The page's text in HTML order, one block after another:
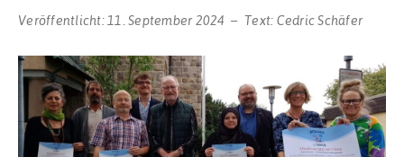
Veröffentlicht: 11. September 2024 Text: Cedric Schäfer